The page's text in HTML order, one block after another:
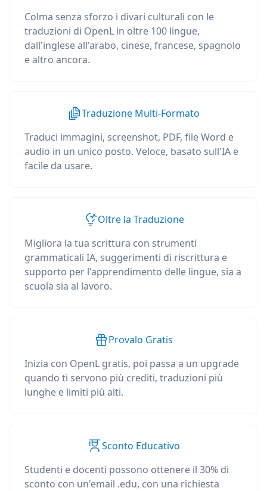
Colma senza sforzo i divari culturali con le
traduzioni di OpenL in oltre 100 lingue,
dall'inglese all'arabo, cinese, francese, spagnolo
e altro ancora.
Traduzione Multi-Formato
Traduci immagini, screenshot, PDF, file Word e
audio in un unico posto. Veloce, basato sull'IA e
facile da usare.
Oltre la Traduzione
Migliora la tua scrittura con strumenti
grammaticali IA, suggerimenti di riscrittura e
supporto per l'apprendimento delle lingue, sia a
scuola sia al lavoro.
Provalo Gratis
Inizia con OpenL gratis, poi passa a un upgrade
quando ti servono più crediti, traduzioni più
lunghe e limiti più alti.
Sconto Educativo
Studenti e docenti possono ottenere il 30% di
sconto con un'email .edu, con una richiesta